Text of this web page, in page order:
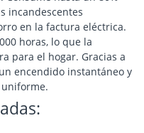
incandescentes
en la factura eléctrica.
horas, lo que la
para el hogar. Gracias a
encendido instantáneo y